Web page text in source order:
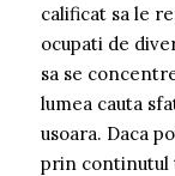
calificat sa le
ocupati de
sa se
lumea cauta
usoara. Daca
prin continutul